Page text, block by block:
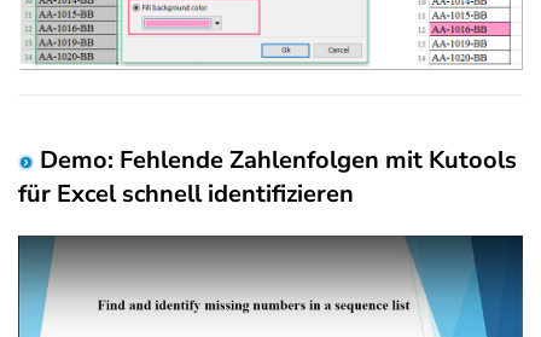
Demo: Fehlende Zahlenfolgen mit Kutools
für Excel schnell identifizieren